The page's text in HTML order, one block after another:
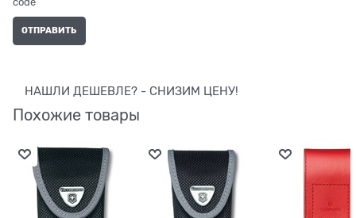
НАШЛИ ДЕШЕВЛЕ? - СНИЗИМ ЦЕНУ!
Похожие товары